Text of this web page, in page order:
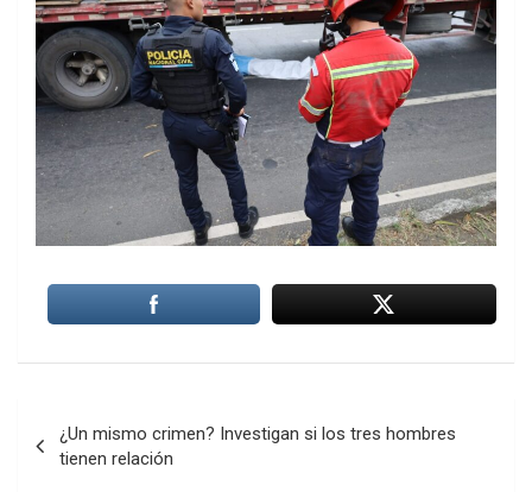
de
¿Un mismo crimen? Investigan si los tres hombres
tienen relación